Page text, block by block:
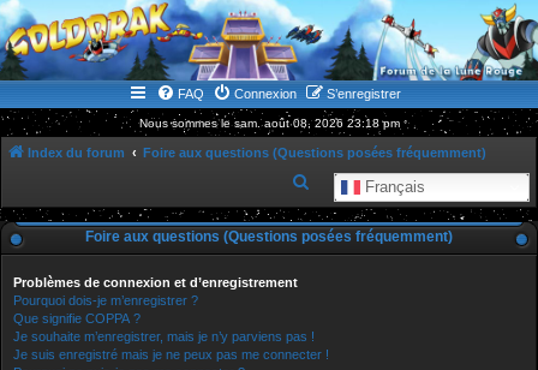
WWW.GOLDORAKGO.COM
le site de la Lune Rouge
FAQ Connexion S’enregistrer
Nous sommes le sam. août 08, 2026 23:18 pm
Index du forum Foire aux questions (Questions posées fréquemment)
Français
e
c
c
Foire aux questions (Questions posées fréquemment)
Problèmes de connexion et d’enregistrement
Pourquoi dois-je m’enregistrer ?
Que signifie COPPA ?
Je souhaite m’enregistrer, mais je n’y parviens pas !
Je suis enregistré mais je ne peux pas me connecter !